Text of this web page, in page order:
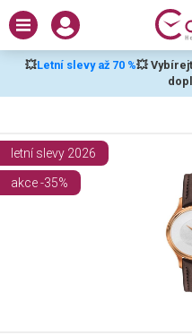
💥Letní slevy až 70 %💥
letní slevy 2026
akce -35%